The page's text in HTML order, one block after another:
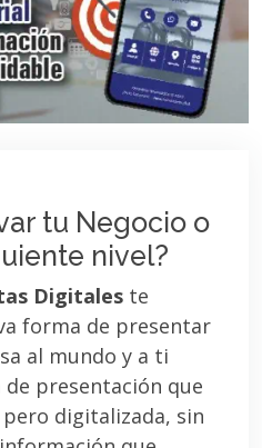
tu Negocio o
nivel?
Digitales te
forma de presentar
al mundo y a ti
presentación que
digitalizada, sin